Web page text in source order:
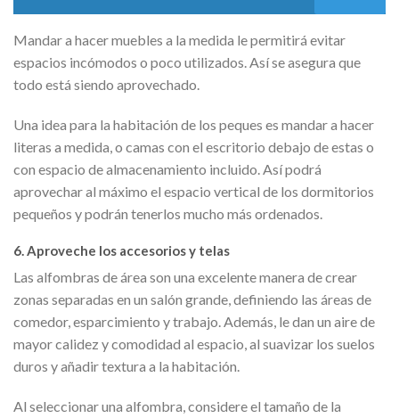
Mandar a hacer muebles a la medida le permitirá evitar
espacios incómodos o poco utilizados. Así se asegura que
todo está siendo aprovechado.
Una idea para la habitación de los peques es mandar a hacer
literas a medida, o camas con el escritorio debajo de estas o
con espacio de almacenamiento incluido. Así podrá
aprovechar al máximo el espacio vertical de los dormitorios
pequeños y podrán tenerlos mucho más ordenados.
6. Aproveche los accesorios y telas
Las alfombras de área son una excelente manera de crear
zonas separadas en un salón grande, definiendo las áreas de
comedor, esparcimiento y trabajo. Además, le dan un aire de
mayor calidez y comodidad al espacio, al suavizar los suelos
duros y añadir textura a la habitación.
Al seleccionar una alfombra, considere el tamaño de la